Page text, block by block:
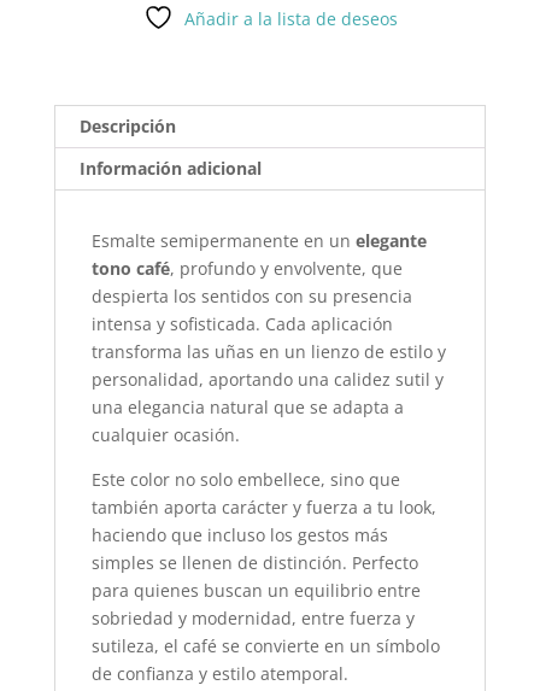
Añadir a la lista de deseos
Descripción
Información adicional
Esmalte semipermanente en un elegante
tono café, profundo y envolvente, que
despierta los sentidos con su presencia
intensa y sofisticada. Cada aplicación
transforma las uñas en un lienzo de estilo y
personalidad, aportando una calidez sutil y
una elegancia natural que se adapta a
cualquier ocasión.
Este color no solo embellece, sino que
también aporta carácter y fuerza a tu look,
haciendo que incluso los gestos más
simples se llenen de distinción. Perfecto
para quienes buscan un equilibrio entre
sobriedad y modernidad, entre fuerza y
sutileza, el café se convierte en un símbolo
de confianza y estilo atemporal.